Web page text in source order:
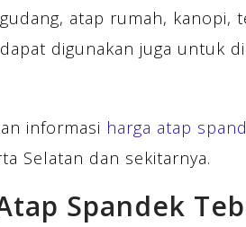
atap rumah, kanopi,
digunakan juga untuk
informasi harga atap
Selatan dan sekitarnya.
Spandek